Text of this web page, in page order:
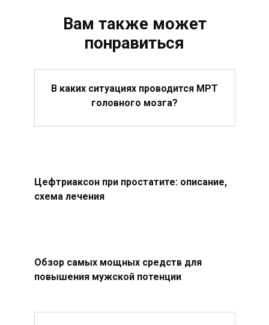
Вам также может
понравиться
В каких ситуациях проводится МРТ
головного мозга?
Цефтриаксон при простатите: описание,
схема лечения
Обзор самых мощных средств для
повышения мужской потенции